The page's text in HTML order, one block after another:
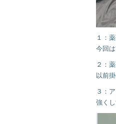
１：
今回
２：
以前
３：
強く